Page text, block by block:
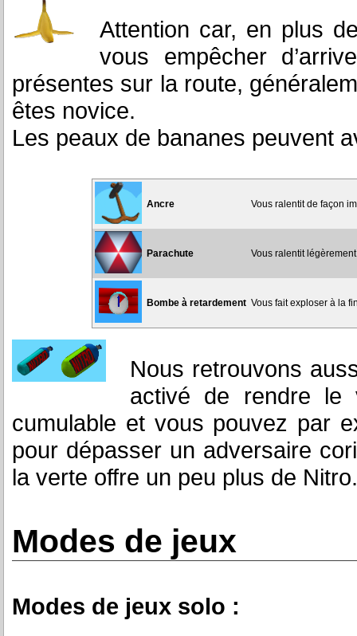
Attention car, en plus
vous empêcher
présentes sur la route,
êtes novice.
Les peaux de bananes peuvent
Ancre Vous ralentit de façon
Parachute Vous ralentit légèrement
Bombe à retardement Vous fait exploser à la
Nous retrouvons
activé de rendre le
cumulable et vous pouvez par
pour dépasser un adversaire
la verte offre un peu plus de Nitro.
Modes de jeux
Modes de jeux solo :